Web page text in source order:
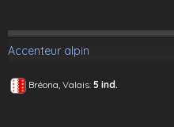
Accenteur alpin
Bréona, Valais: 5 ind.